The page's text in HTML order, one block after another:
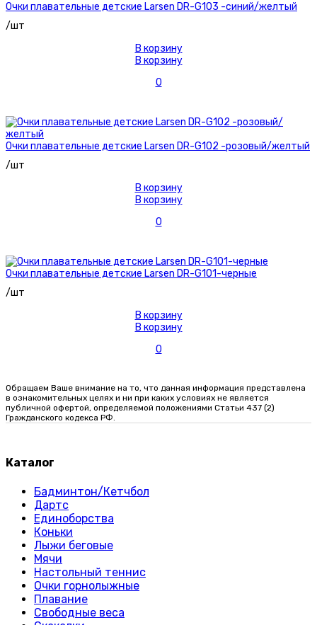
Очки плавательные детские Larsen DR-G103 -синий/желтый
/шт
В корзину
В корзину
0
Очки плавательные детские Larsen DR-G102 -розовый/желтый
/шт
В корзину
В корзину
0
Очки плавательные детские Larsen DR-G101-черные
/шт
В корзину
В корзину
0
Обращаем Ваше внимание на то, что данная информация представлена
в ознакомительных целях и ни при каких условиях не является
публичной офертой, определяемой положениями Статьи 437 (2)
Гражданского кодекса РФ.
Каталог
Бадминтон/Кетчбол
Дартс
Единоборства
Коньки
Лыжи беговые
Мячи
Настольный теннис
Очки горнолыжные
Плавание
Свободные веса